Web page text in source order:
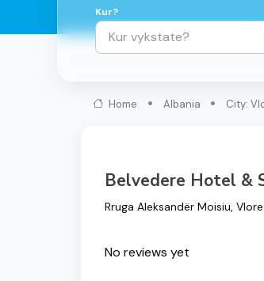
Kur?
Home Albania City:
Belvedere Hotel &
Rruga Aleksandër Moisiu, Vlore
No reviews yet